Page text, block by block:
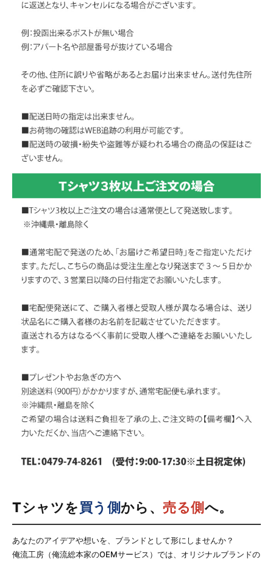
Tシャツを買う側から、売る側へ。
あなたのアイデアや想いを、ブランドとして形にしませんか？
俺流工房（俺流総本家のOEMサービス）では、オリジナルブランドの